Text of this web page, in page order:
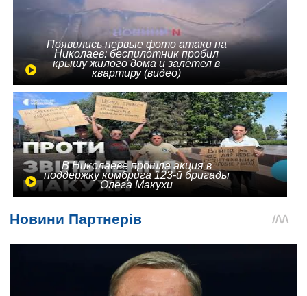
Появились первые фото атаки на
Николаев: беспилотник пробил
крышу жилого дома и залетел в
квартиру (видео)
В Николаеве прошла акция в
поддержку комбрига 123-й бригады
Олега Макухи